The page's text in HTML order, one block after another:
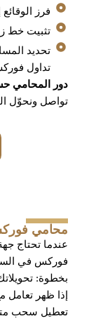
فرز
تثبيت خط
تحديد
تداول
دور المحامي
تواصل ونحوّل
محامي
عندما تحتاج
فوركس في
بخطوة:
إذا ظهر تعامل
تعطيل سحب